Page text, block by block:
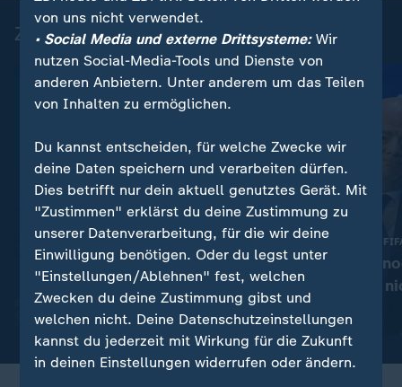
Zuletzt auf ZDFheute veröffentlicht
Spezielle Tarife von Airlines:
Emissionsausgleich bei
Flügen: Was Klimabeiträge
bewirken
mit Video 1:00
Schwer angezählter
Wer Infantino
hält - und wer
mit Video
von uns nicht verwendet.
• Social Media und externe Drittsysteme:Wir
nutzen Social-Media-Tools und Dienste von
anderen Anbietern. Unter anderem um das Teilen
von Inhalten zu ermöglichen.
Du kannst entscheiden, für welche Zwecke wir
deine Daten speichern und verarbeiten dürfen.
Dies betrifft nur dein aktuell genutztes Gerät. Mit
"Zustimmen" erklärst du deine Zustimmung zu
unserer Datenverarbeitung, für die wir deine
Einwilligung benötigen. Oder du legst unter
"Einstellungen/Ablehnen" fest, welchen
Zwecken du deine Zustimmung gibst und
welchen nicht. Deine Datenschutzeinstellungen
kannst du jederzeit mit Wirkung für die Zukunft
in deinen Einstellungen widerrufen oder ändern.